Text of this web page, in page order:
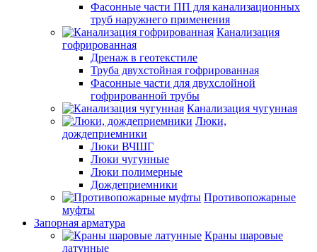
Фасонные части ПП для канализационных
труб наружнего применения
Канализация
гофрированная
Дренаж в геотекстиле
Труба двухстойная гофрированная
Фасонные части для двухслойной
гофрированной трубы
Канализация чугунная
Люки,
дождеприемники
Люки ВЧШГ
Люки чугунные
Люки полимерные
Дождеприемники
Противопожарные
муфты
Запорная арматура
Краны шаровые
латунные